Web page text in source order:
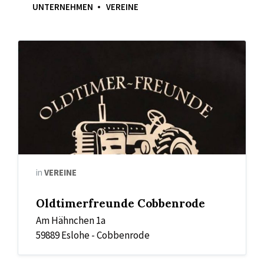
UNTERNEHMEN
VEREINE
in VEREINE
Oldtimerfreunde Cobbenrode
Am Hähnchen 1a
59889 Eslohe - Cobbenrode